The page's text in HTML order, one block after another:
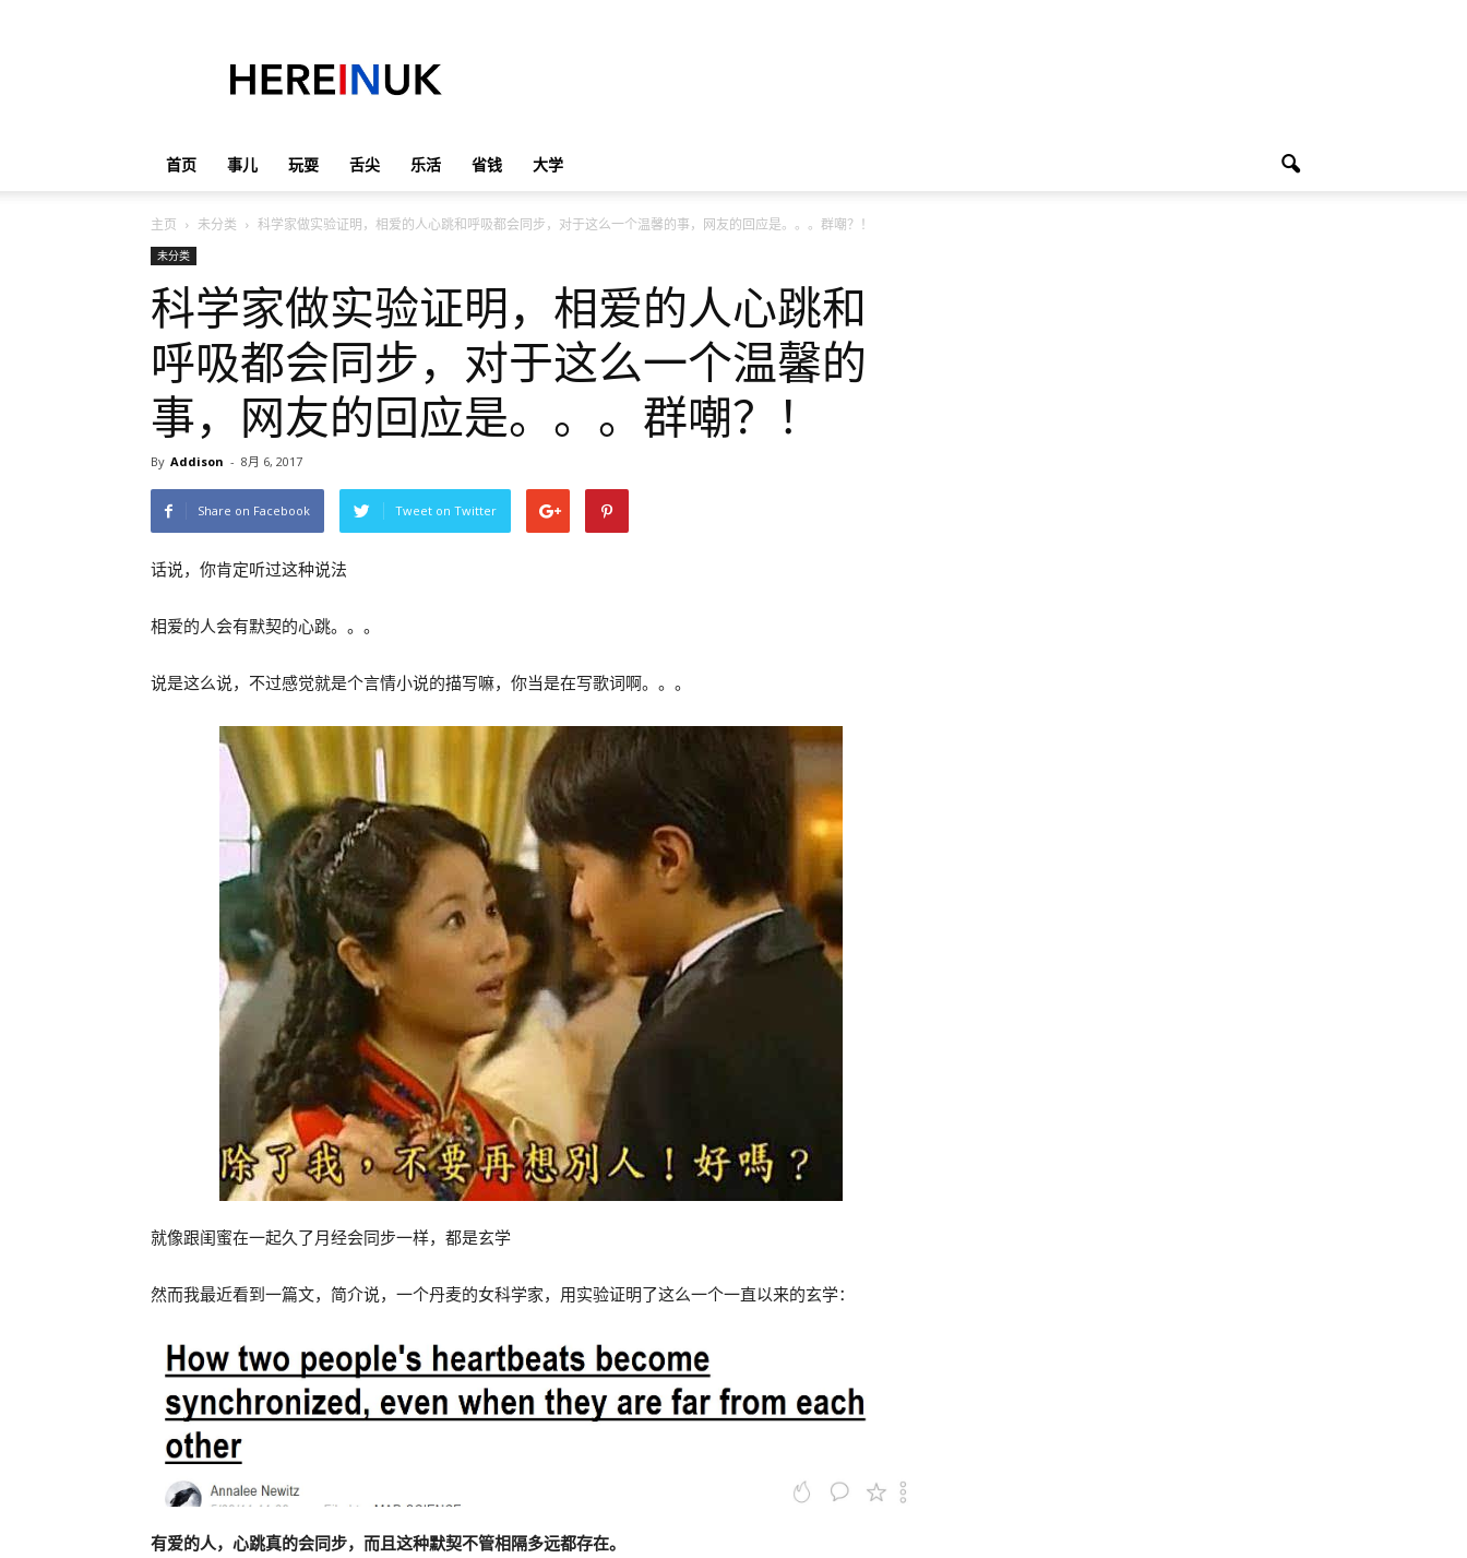
首页 事儿 玩耍 舌尖 乐活 省钱 大学
主页 未分类 科学家做实验证明，相爱的人心跳和呼吸都会同步，对于这么一个温馨的事，网友的回应是。。。群嘲？！
未分类
科学家做实验证明，相爱的人心跳和
呼吸都会同步，对于这么一个温馨的
事，网友的回应是。。。群嘲？！
By Addison - 8月 6, 2017
Share on Facebook Tweet on Twitter
话说，你肯定听过这种说法
相爱的人会有默契的心跳。。。
说是这么说，不过感觉就是个言情小说的描写嘛，你当是在写歌词啊。。。
就像跟闺蜜在一起久了月经会同步一样，都是玄学
然而我最近看到一篇文，简介说，一个丹麦的女科学家，用实验证明了这么一个一直以来的玄学：
有爱的人，心跳真的会同步，而且这种默契不管相隔多远都存在。